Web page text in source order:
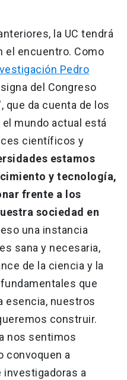
la UC tendrá
el encuentro. Como
Pedro
del Congreso
que da cuenta de los
mundo actual está
científicos y
estamos
y tecnología,
frente a los
sociedad en
una instancia
sana y necesaria,
de la ciencia y la
que
esencia, nuestros
construir.
nos sentimos
convoquen a
a